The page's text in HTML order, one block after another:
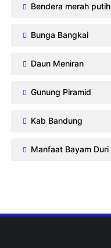
Bendera merah putih
Bunga Bangkai
Daun Meniran
Gunung Piramid
Kab Bandung
Manfaat Bayam Duri